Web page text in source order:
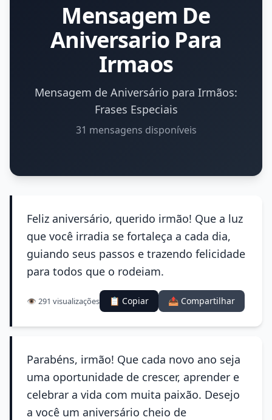
Mensagem De
Aniversario Para
Irmaos
Mensagem de Aniversário para Irmãos:
Frases Especiais
31 mensagens disponíveis
Feliz aniversário, querido irmão! Que a luz
que você irradia se fortaleça a cada dia,
guiando seus passos e trazendo felicidade
para todos que o rodeiam.
👁️ 291 visualizações 📋 Copiar 📤 Compartilhar
Parabéns, irmão! Que cada novo ano seja
uma oportunidade de crescer, aprender e
celebrar a vida com muita paixão. Desejo
a você um aniversário cheio de